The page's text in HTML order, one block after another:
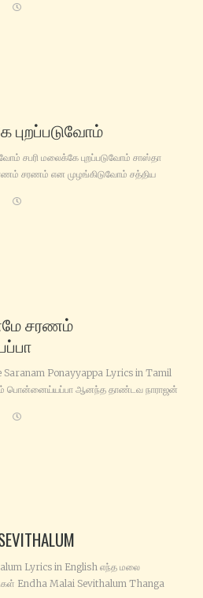
மணிகண்டன் வாழும் மலை சபரிமலை
மலை ஆண்டவனும் ஜோதியாக காட்சி
புறப்படுவோம்
சபரி மலைக்கே புறப்படுவோம் சாஸ்தா
சரணம் என முழங்கிடுவோம் சத்திய
அய்யனின் நாமம் ஞானம் வளர்க்கும்
வழங்கும் வரதன் அவன்
சரணம்
Saranam Ponayyappa Lyrics in Tamil
பொன்னைய்யப்பா ஆனந்த‌ தாண்டவ‌ நாராஜன்
வண்ணம் தேன்மலை சபரியிலே கோயில்
ஐயன் மேல் வைத்து அந்தக் கண்ணன்
Lyrics in English எந்த மலை
Endha Malai Sevithalum Thanga